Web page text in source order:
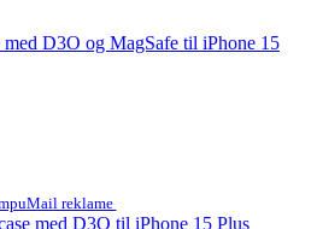
med D3O og MagSafe til iPhone 15
reklame